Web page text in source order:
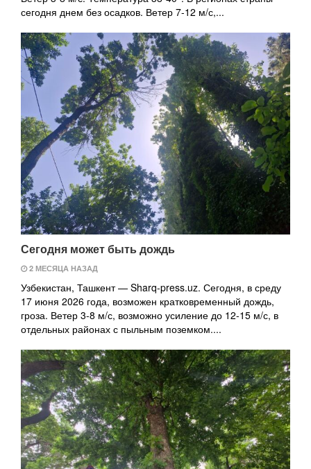
сегодня днем без осадков. Ветер 7-12 м/с,...
Сегодня может быть дождь
2 МЕСЯЦА НАЗАД
Узбекистан, Ташкент — Sharq-press.uz. Сегодня, в среду
17 июня 2026 года, возможен кратковременный дождь,
гроза. Ветер 3-8 м/с, возможно усиление до 12-15 м/с, в
отдельных районах с пыльным поземком....